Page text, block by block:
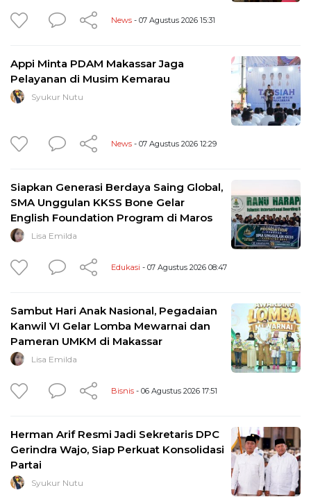
News - 07 Agustus 2026 15:31
Appi Minta PDAM Makassar Jaga
Pelayanan di Musim Kemarau
Syukur Nutu
News - 07 Agustus 2026 12:29
Siapkan Generasi Berdaya Saing Global,
SMA Unggulan KKSS Bone Gelar
English Foundation Program di Maros
Lisa Emilda
Edukasi - 07 Agustus 2026 08:47
Sambut Hari Anak Nasional, Pegadaian
Kanwil VI Gelar Lomba Mewarnai dan
Pameran UMKM di Makassar
Lisa Emilda
Bisnis - 06 Agustus 2026 17:51
Herman Arif Resmi Jadi Sekretaris DPC
Gerindra Wajo, Siap Perkuat Konsolidasi
Partai
Syukur Nutu